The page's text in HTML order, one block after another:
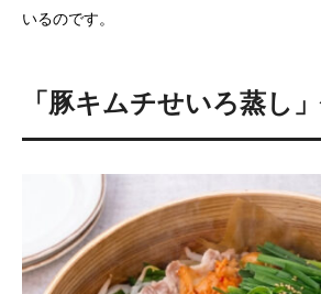
いるのです。
「豚キムチせいろ蒸し